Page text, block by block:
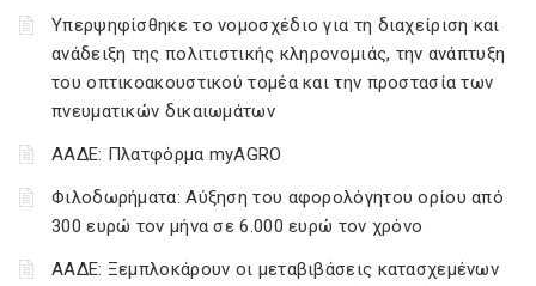
Υπερψηφίσθηκε το νομοσχέδιο για τη διαχείριση και
ανάδειξη της πολιτιστικής κληρονομιάς, την ανάπτυξη
του οπτικοακουστικού τομέα και την προστασία των
πνευματικών δικαιωμάτων
ΑΑΔΕ: Πλατφόρμα myAGRO
Φιλοδωρήματα: Αύξηση του αφορολόγητου ορίου από
300 ευρώ τον μήνα σε 6.000 ευρώ τον χρόνο
ΑΑΔΕ: Ξεμπλοκάρουν οι μεταβιβάσεις κατασχεμένων